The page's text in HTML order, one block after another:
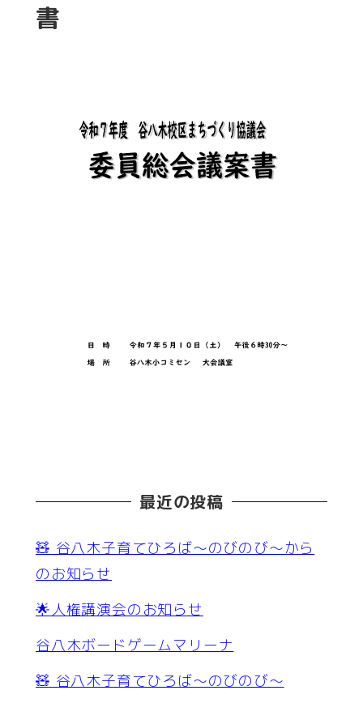
書
最近の投稿
🧸 谷八木子育てひろば～のびのび～から
のお知らせ
🌟人権講演会のお知らせ
谷八木ボードゲームマリーナ
🧸 谷八木子育てひろば～のびのび～